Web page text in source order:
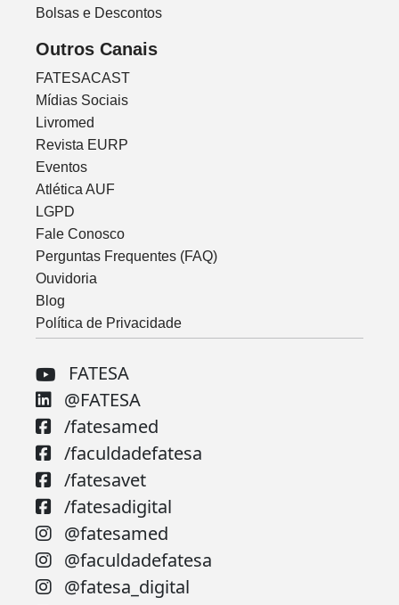
Bolsas e Descontos
Outros Canais
FATESACAST
Mídias Sociais
Livromed
Revista EURP
Eventos
Atlética AUF
LGPD
Fale Conosco
Perguntas Frequentes (FAQ)
Ouvidoria
Blog
Política de Privacidade
FATESA
@FATESA
/fatesamed
/faculdadefatesa
/fatesavet
/fatesadigital
@fatesamed
@faculdadefatesa
@fatesa_digital